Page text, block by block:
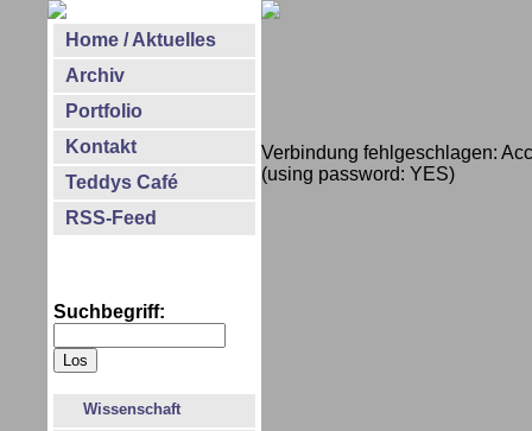
Home / Aktuelles
Archiv
Portfolio
Kontakt
Teddys Café
RSS-Feed
Suchbegriff:
Wissenschaft
Verbindung fehlgeschlagen:
(using password: YES)